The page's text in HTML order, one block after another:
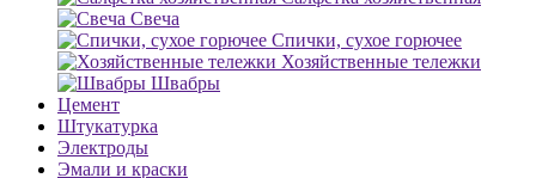
Свеча
Спички, сухое горючее
Хозяйственные тележки
Швабры
Цемент
Штукатурка
Электроды
Эмали и краски